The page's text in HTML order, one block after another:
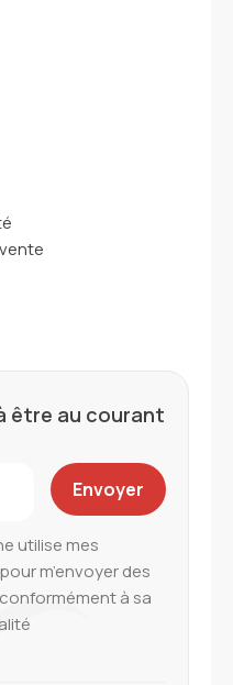
être au courant
utilise mes
m’envoyer des
à sa